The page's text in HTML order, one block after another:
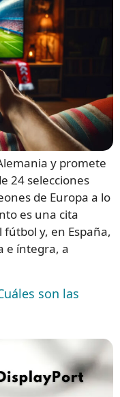
y promete
24 selecciones
de Europa a lo
es una cita
y, en España,
e íntegra, a
son las